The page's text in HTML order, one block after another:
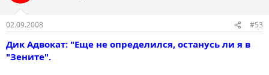
02.09.2008 #53
Дик Адвокат: "Еще не определился, останусь ли я в
"Зените".